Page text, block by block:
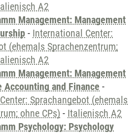
A2
Management: Management
- International Center:
(ehemals Sprachenzentrum;
A2
Management: Management
Accounting and Finance -
Sprachangebot (ehemals
ohne CPs) - Italienisch A2
Psychology: Psychology